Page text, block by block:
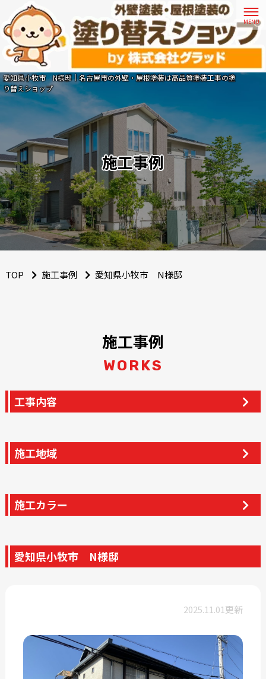
愛知県小牧市 N様邸｜名古屋市の外壁・屋根塗装は高品質塗装工事の塗
り替えショップ
施工事例
TOP 施工事例 愛知県小牧市 N様邸
施工事例
WORKS
工事内容
施工地域
施工カラー
愛知県小牧市 N様邸
2025.11.01更新